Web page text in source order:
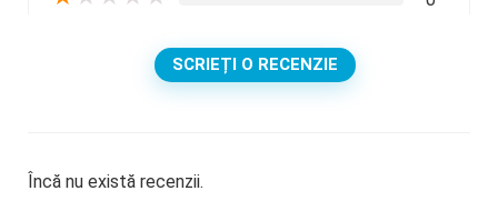
SCRIEȚI O RECENZIE
Încă nu există recenzii.